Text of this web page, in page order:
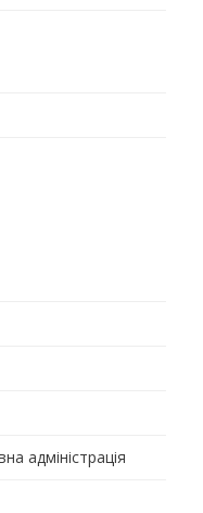
адміністрація